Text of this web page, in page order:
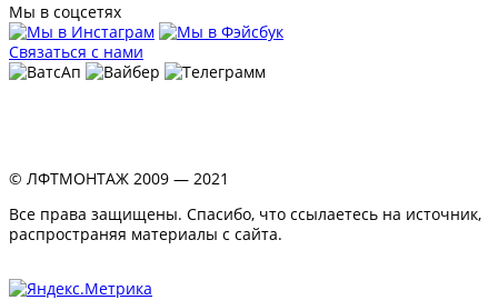
Мы в соцсетях
Связаться с нами
© ЛФТМОНТАЖ 2009 — 2021
Все права защищены. Спасибо, что ссылаетесь на источник,
распространяя материалы с сайта.